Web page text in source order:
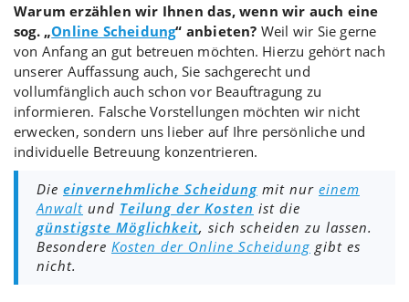
Warum erzählen wir Ihnen das, wenn wir auch eine
sog. „Online Scheidung“ anbieten? Weil wir Sie gerne
von Anfang an gut betreuen möchten. Hierzu gehört nach
unserer Auffassung auch, Sie sachgerecht und
vollumfänglich auch schon vor Beauftragung zu
informieren. Falsche Vorstellungen möchten wir nicht
erwecken, sondern uns lieber auf Ihre persönliche und
individuelle Betreuung konzentrieren.
Die einvernehmliche Scheidung mit nur einem
Anwalt und Teilung der Kosten ist die
günstigste Möglichkeit, sich scheiden zu lassen.
Besondere Kosten der Online Scheidung gibt es
nicht.